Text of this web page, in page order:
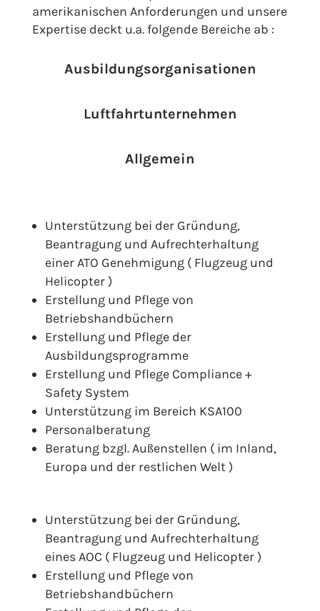
amerikanischen Anforderungen und unsere
Expertise deckt u.a. folgende Bereiche ab :
Ausbildungsorganisationen
Luftfahrtunternehmen
Allgemein
Unterstützung bei der Gründung,
Beantragung und Aufrechterhaltung
einer ATO Genehmigung ( Flugzeug und
Helicopter )
Erstellung und Pflege von
Betriebshandbüchern
Erstellung und Pflege der
Ausbildungsprogramme
Erstellung und Pflege Compliance +
Safety System
Unterstützung im Bereich KSA100
Personalberatung
Beratung bzgl. Außenstellen ( im Inland,
Europa und der restlichen Welt )
Unterstützung bei der Gründung,
Beantragung und Aufrechterhaltung
eines AOC ( Flugzeug und Helicopter )
Erstellung und Pflege von
Betriebshandbüchern